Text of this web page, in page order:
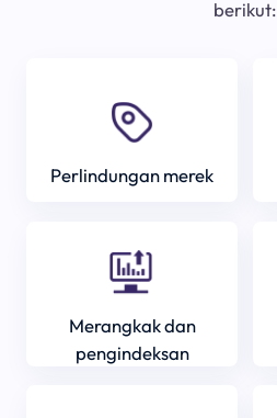
berikut:
Perlindungan merek
Merangkak dan
pengindeksan